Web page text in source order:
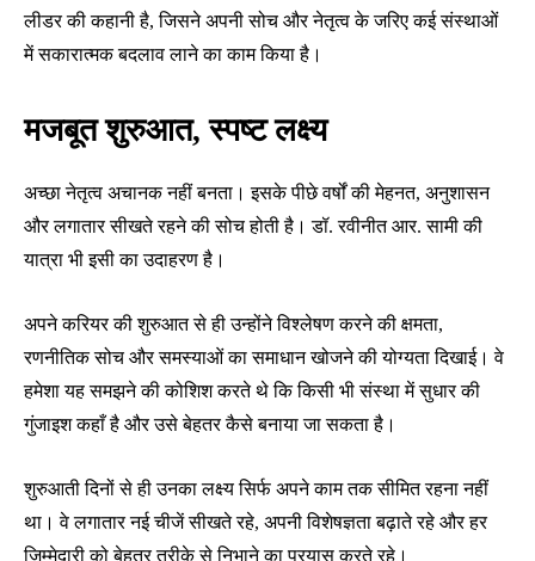
लीडर की कहानी है, जिसने अपनी सोच और नेतृत्व के जरिए कई संस्थाओं
में सकारात्मक बदलाव लाने का काम किया है।
मजबूत शुरुआत, स्पष्ट लक्ष्य
अच्छा नेतृत्व अचानक नहीं बनता। इसके पीछे वर्षों की मेहनत, अनुशासन
और लगातार सीखते रहने की सोच होती है। डॉ. रवीनीत आर. सामी की
यात्रा भी इसी का उदाहरण है।
अपने करियर की शुरुआत से ही उन्होंने विश्लेषण करने की क्षमता,
रणनीतिक सोच और समस्याओं का समाधान खोजने की योग्यता दिखाई। वे
हमेशा यह समझने की कोशिश करते थे कि किसी भी संस्था में सुधार की
गुंजाइश कहाँ है और उसे बेहतर कैसे बनाया जा सकता है।
शुरुआती दिनों से ही उनका लक्ष्य सिर्फ अपने काम तक सीमित रहना नहीं
था। वे लगातार नई चीजें सीखते रहे, अपनी विशेषज्ञता बढ़ाते रहे और हर
जिम्मेदारी को बेहतर तरीके से निभाने का प्रयास करते रहे।